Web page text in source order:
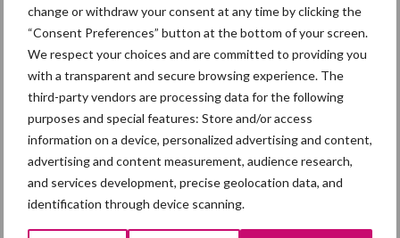
change or withdraw your consent at any time by clicking the
“Consent Preferences” button at the bottom of your screen.
We respect your choices and are committed to providing you
with a transparent and secure browsing experience. The
third-party vendors are processing data for the following
purposes and special features: Store and/or access
information on a device, personalized advertising and content,
advertising and content measurement, audience research,
and services development, precise geolocation data, and
identification through device scanning.
OECD en FAO:
varkensvleesconsumptie
blijft groeien, maar vooral
buiten Europa
Themapagina
Diergezondheid Fokkerij